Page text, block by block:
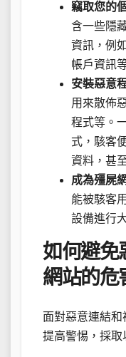
竊取您的
含一些隱
資訊，例
帳戶資訊
安裝惡意
用來散佈
程式等。
式，駭客
資料，甚
成為殭屍
能被駭客
設備進行
如何避免
網站的危
面對惡意連結
提高警惕，採取